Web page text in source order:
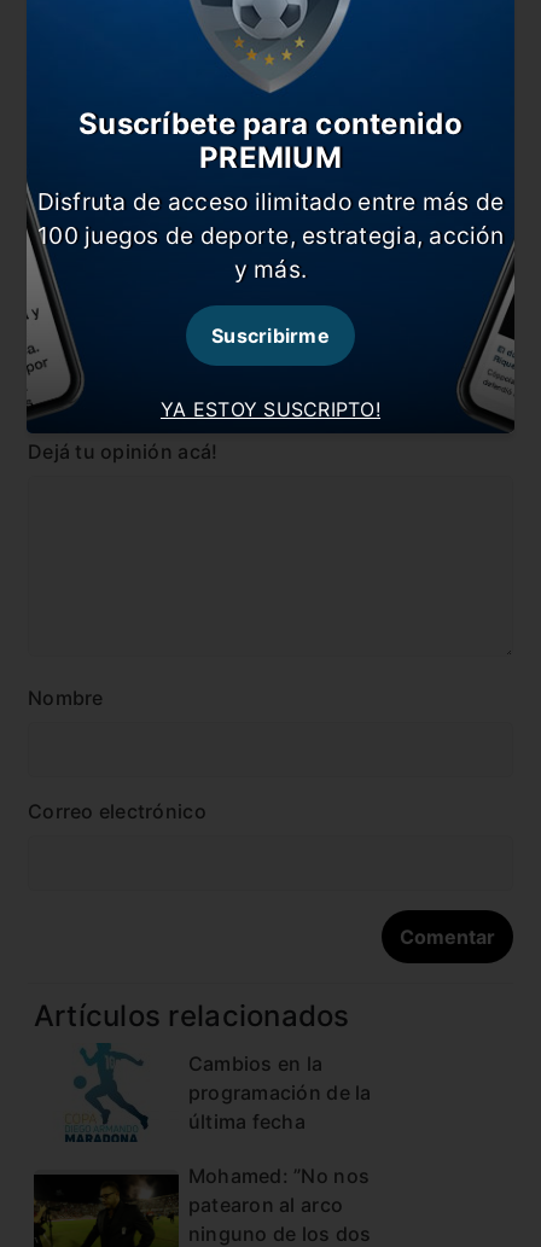
Mohamed: ”No nos patearon al arco ninguno de los
Los festejos de San Lorenzo después de la victoria
ante Huracán
¡Clásico de barrio en la Copa de la Superliga!
En esta nota:
#Huracán #Independiente
#Noticia
#Torneo Apertura
Comentarios
Dejá tu opinión acá!
Nombre
Correo electrónico
Artículos relacionados
Cambios en la
programación de la
última fecha
Mohamed: ”No nos
patearon al arco
ninguno de los dos
YA ESTOY SUSCRIPTO!
Suscríbete para contenido
PREMIUM
Disfruta de acceso ilimitado entre más de
100 juegos de deporte, estrategia, acción
y más.
Suscribirme